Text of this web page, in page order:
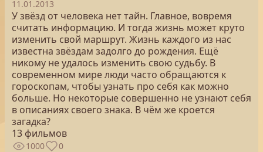
11.01.2013
У звёзд от человека нет тайн. Главное, вовремя
считать информацию. И тогда жизнь может круто
изменить свой маршрут. Жизнь каждого из нас
известна звёздам задолго до рождения. Ещё
никому не удалось изменить свою судьбу. В
современном мире люди часто обращаются к
гороскопам, чтобы узнать про себя как можно
больше. Но некоторые совершенно не узнают себя
в описаниях своего знака. В чём же кроется
загадка?
13 фильмов
1000 0